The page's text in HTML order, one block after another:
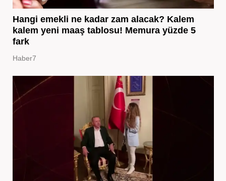
Hangi emekli ne kadar zam alacak? Kalem
kalem yeni maaş tablosu! Memura yüzde 5
fark
Haber7